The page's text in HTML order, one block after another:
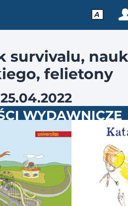
A
survivalu,
felietony
25.04.2022
WYDAWNICZE